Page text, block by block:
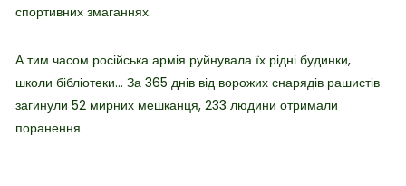
спортивних змаганнях.
А тим часом російська армія руйнувала їх рідні будинки,
школи бібліотеки… За 365 днів від ворожих снарядів рашистів
загинули 52 мирних мешканця, 233 людини отримали
поранення.